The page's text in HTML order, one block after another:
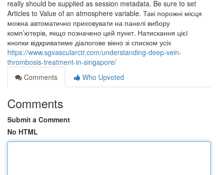
really should be supplied as session metadata. Be sure to set
Articles to Value of an atmosphere variable. Такі порожні місця
можна автоматично приховувати на панелі вибору
комп’ютерів, якщо позначено цей пункт. Натискання цієї
кнопки відкриватиме діалогове вікно зі списком усіх
https://www.sgvascularctr.com/understanding-deep-vein-
thrombosis-treatment-in-singapore/
Comments
Who Upvoted
Comments
Submit a Comment
No HTML